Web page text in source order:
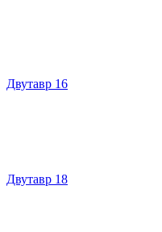
Двутавр 16
Двутавр 18